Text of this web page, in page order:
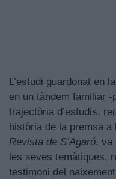
L’estudi guardonat en
en un tàndem familiar
trajectòria d’estudis,
història de la premsa
Revista de S’Agaró, va
les seves temàtiques,
testimoni del